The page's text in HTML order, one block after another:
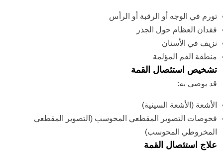
تورم في الوجه أو الرقبة أو الرأس
فقدان العظام حول الجذر
نزيف في الأسنان
منطقة الفم المؤلمة
تشخيص استئصال القمة
قد يوصى به:
الأشعة (الأشعة السينية)
فحوصات التصوير المقطعي المحوسب (التصوير المقطعي
المخروطي المحوسب)
علاج استئصال القمة